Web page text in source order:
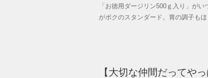
「お徳用ダージリン500ｇ入り」が
がボクのスタンダード。胃の調子も
【大切な仲間だってや